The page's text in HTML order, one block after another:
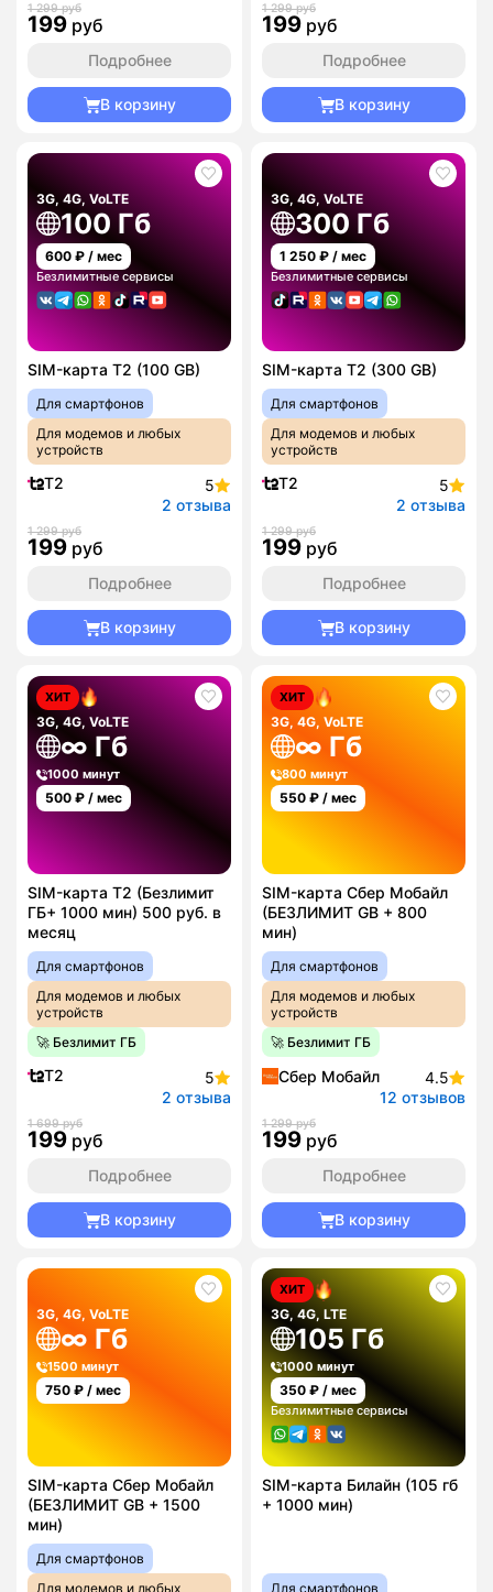
1 299 руб
199 руб
Подробнее
В корзину
1 299 руб
199 руб
Подробнее
В корзину
3G, 4G, VoLTE
100 Гб
600 ₽ / мес
Безлимитные сервисы
SIM-карта T2 (100 GB)
Для смартфонов
Для модемов и любых
устройств
T2
5
2 отзыва
1 299 руб
199 руб
Подробнее
В корзину
3G, 4G, VoLTE
300 Гб
1 250 ₽ / мес
Безлимитные сервисы
SIM-карта T2 (300 GB)
Для смартфонов
Для модемов и любых
устройств
T2
5
2 отзыва
1 299 руб
199 руб
Подробнее
В корзину
ХИТ
3G, 4G, VoLTE
∞ Гб
1000 минут
500 ₽ / мес
SIM-карта T2 (Безлимит
ГБ+ 1000 мин) 500 руб. в
месяц
Для смартфонов
Для модемов и любых
устройств
🚀 Безлимит ГБ
T2
5
2 отзыва
1 699 руб
199 руб
Подробнее
В корзину
ХИТ
3G, 4G, VoLTE
∞ Гб
800 минут
550 ₽ / мес
SIM-карта Сбер Мобайл
(БЕЗЛИМИТ GB + 800
мин)
Для смартфонов
Для модемов и любых
устройств
🚀 Безлимит ГБ
Сбер Мобайл
4.5
12 отзывов
1 299 руб
199 руб
Подробнее
В корзину
3G, 4G, VoLTE
∞ Гб
1500 минут
750 ₽ / мес
SIM-карта Сбер Мобайл
(БЕЗЛИМИТ GB + 1500
мин)
Для смартфонов
Для модемов и любых
ХИТ
3G, 4G, LTE
105 Гб
1000 минут
350 ₽ / мес
Безлимитные сервисы
SIM-карта Билайн (105 гб
+ 1000 мин)
Для смартфонов